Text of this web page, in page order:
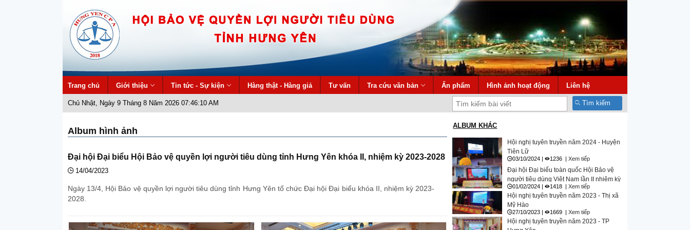
Trang chủ Giới thiệu Tin tức - Sự kiện Hàng thật - Hàng giả Tư vấn Tra cứu văn bản Ấn phẩm Hình ảnh hoạt động Liên hệ
Chủ Nhật, Ngày 9 Tháng 8 Năm 2026 07:46:11 AM Tìm kiếm
Album hình ảnh
Đại hội Đại biểu Hội Bảo vệ quyền lợi người tiêu dùng tỉnh Hưng Yên khóa II, nhiệm kỳ 2023-2028
14/04/2023
Ngày 13/4, Hội Bảo vệ quyền lợi người tiêu dùng tỉnh Hưng Yên tổ chức Đại hội Đại biểu khóa II, nhiệm kỳ 2023-
2028.
ALBUM KHÁC
Hội nghị tuyên truyền năm 2024 - Huyện
Tiên Lữ
03/10/2024 | 1236 | Xem tiếp
Đại hội Đại biểu toàn quốc Hội Bảo vệ
người tiêu dùng Việt Nam lần II nhiệm kỳ
2023-2028
01/02/2024 | 1418 | Xem tiếp
Hội nghị tuyên truyền năm 2023 - Thị xã
Mỹ Hào
27/10/2023 | 1669 | Xem tiếp
Hội nghị tuyên truyền năm 2023 - TP